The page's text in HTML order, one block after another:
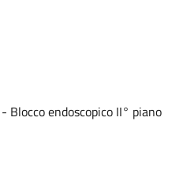
Blocco endoscopico II° piano